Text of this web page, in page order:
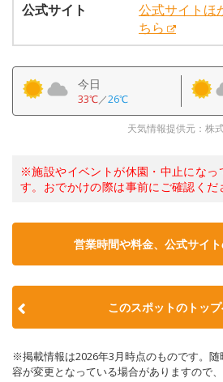
公式サイト
公式サイトほ
ちら
今日
33℃／26℃
天気情報提供元：株
※施設やイベントが休園・中止になっ
す。おでかけの際は事前にご確認くだ
営業時間や料金、公式サイ
このスポットのトッ
※掲載情報は2026年3月時点のものです。
容が変更となっている場合がありますので